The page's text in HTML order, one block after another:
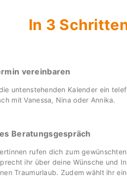
In 3
vereinbaren
untenstehenden Kalender ein
mit Vanessa, Nina oder Annika.
Beratungsgespräch
rufen dich zum
ihr über deine Wünsche und
Traumurlaub. Zudem wählt ihr ein